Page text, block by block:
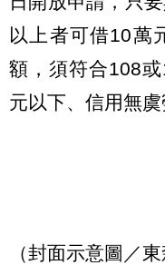
以上者可借10萬
額，須符合108
元以下、信用無虞
（封面示意圖／東